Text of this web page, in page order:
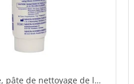
pâte de nettoyage de la